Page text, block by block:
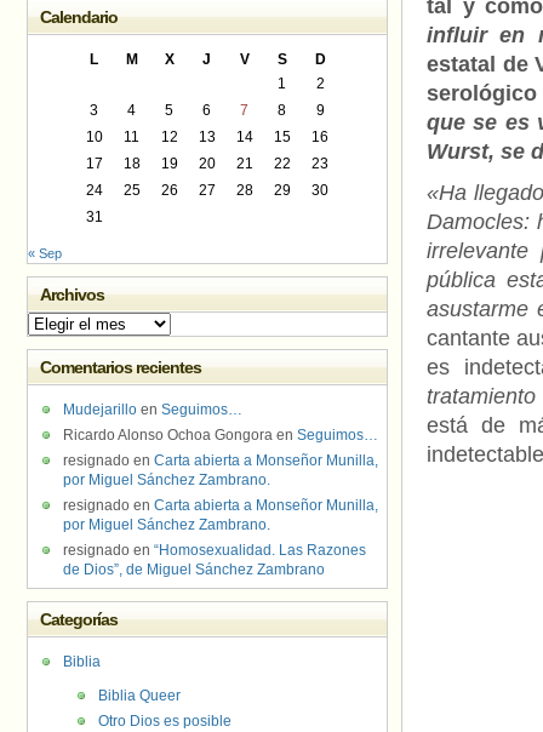
tal y
influir en
estatal de
serológico
que se es
Wurst, se
«Ha
Damocles:
pública
asustarme
cantante
es
tratamiento
está de
Calendario
L M X J V S
D
1
2
3
4 5 6 7 8
9
10
11 12 13 14 15
16
17
18 19 20 21 22
23
24
25 26 27 28 29
30
31
« Sep
Archivos
Archivos
Comentarios recientes
Mudejarillo en Seguimos…
Ricardo Alonso Ochoa Gongora en Seguimos…
resignado en Carta abierta a Monseñor Munilla,
por Miguel Sánchez Zambrano.
resignado en Carta abierta a Monseñor Munilla,
por Miguel Sánchez Zambrano.
resignado en “Homosexualidad. Las Razones
de Dios”, de Miguel Sánchez Zambrano
Categorías
Biblia
Biblia Queer
Otro Dios es posible